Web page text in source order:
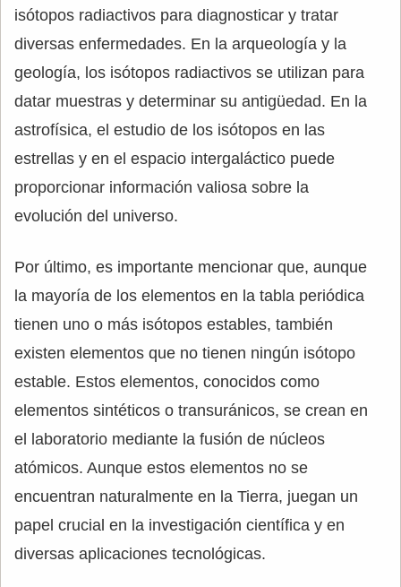
isótopos radiactivos para diagnosticar y tratar
diversas enfermedades. En la arqueología y la
geología, los isótopos radiactivos se utilizan para
datar muestras y determinar su antigüedad. En la
astrofísica, el estudio de los isótopos en las
estrellas y en el espacio intergaláctico puede
proporcionar información valiosa sobre la
evolución del universo.
Por último, es importante mencionar que, aunque
la mayoría de los elementos en la tabla periódica
tienen uno o más isótopos estables, también
existen elementos que no tienen ningún isótopo
estable. Estos elementos, conocidos como
elementos sintéticos o transuránicos, se crean en
el laboratorio mediante la fusión de núcleos
atómicos. Aunque estos elementos no se
encuentran naturalmente en la Tierra, juegan un
papel crucial en la investigación científica y en
diversas aplicaciones tecnológicas.